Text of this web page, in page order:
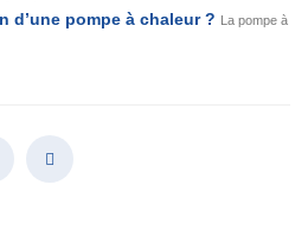
d’une pompe à chaleur ? La pompe à